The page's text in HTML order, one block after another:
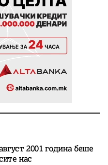
2001 година беше
нас